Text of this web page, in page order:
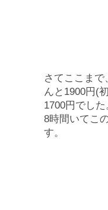
さてここま
んと1900円(
1700円でした
8時間いてこ
す。